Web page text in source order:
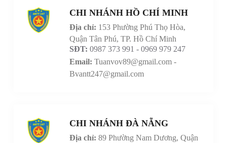
CHI NHÁNH HỒ CHÍ MINH
Địa chỉ: 153 Phường Phú Thọ Hòa,
Quận Tân Phú, TP. Hồ Chí Minh
SĐT: 0987 373 991 - 0969 979 247
Email: Tuanvov89@gmail.com -
Bvantt247@gmail.com
CHI NHÁNH ĐÀ NẴNG
Địa chỉ: 89 Phường Nam Dương, Quận